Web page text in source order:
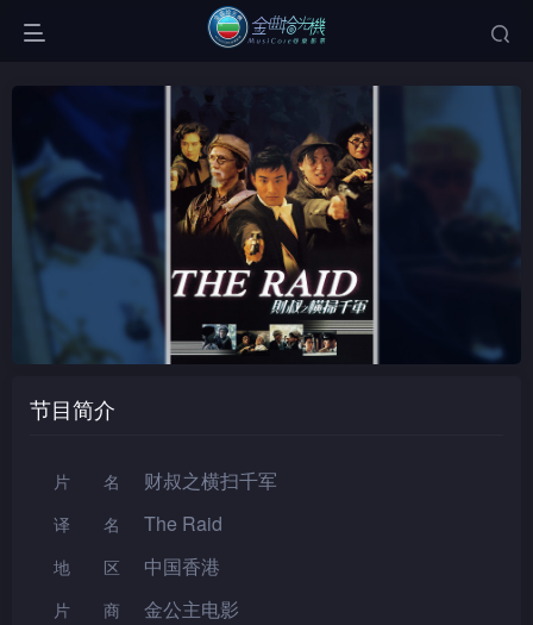
节目简介
片名 财叔之横扫千军
译名 The Raid
地区 中国香港
片 商 金公主电影